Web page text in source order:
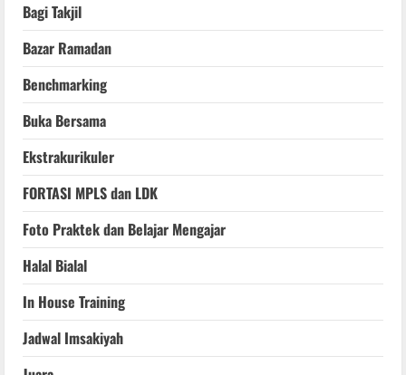
Bagi Takjil
Bazar Ramadan
Benchmarking
Buka Bersama
Ekstrakurikuler
FORTASI MPLS dan LDK
Foto Praktek dan Belajar Mengajar
Halal Bialal
In House Training
Jadwal Imsakiyah